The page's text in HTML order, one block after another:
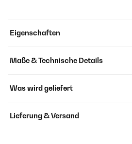
Eigenschaften
Maße & Technische Details
Was wird geliefert
Lieferung & Versand